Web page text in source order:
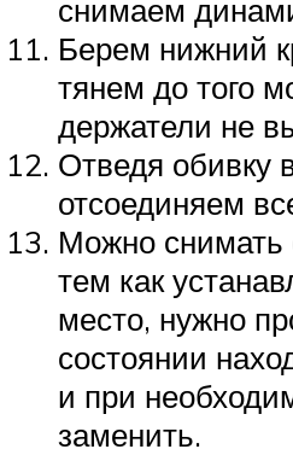
снимаем
Берем нижний
тянем до того
держатели не
Отведя обивку
отсоединяем
Можно снимать
тем как
место, нужно
состоянии
и при
заменить.